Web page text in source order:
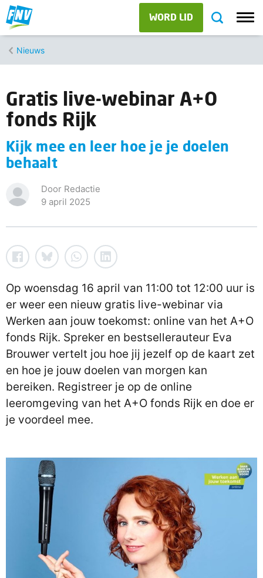
WORD LID
Nieuws
Gratis live-webinar A+O
fonds Rijk
Kijk mee en leer hoe je je doelen
behaalt
Door Redactie
9 april 2025
Op woensdag 16 april van 11:00 tot 12:00 uur is
er weer een nieuw gratis live-webinar via
Werken aan jouw toekomst: online van het A+O
fonds Rijk. Spreker en bestsellerauteur Eva
Brouwer vertelt jou hoe jij jezelf op de kaart zet
en hoe je jouw doelen van morgen kan
bereiken. Registreer je op de online
leeromgeving van het A+O fonds Rijk en doe er
je voordeel mee.